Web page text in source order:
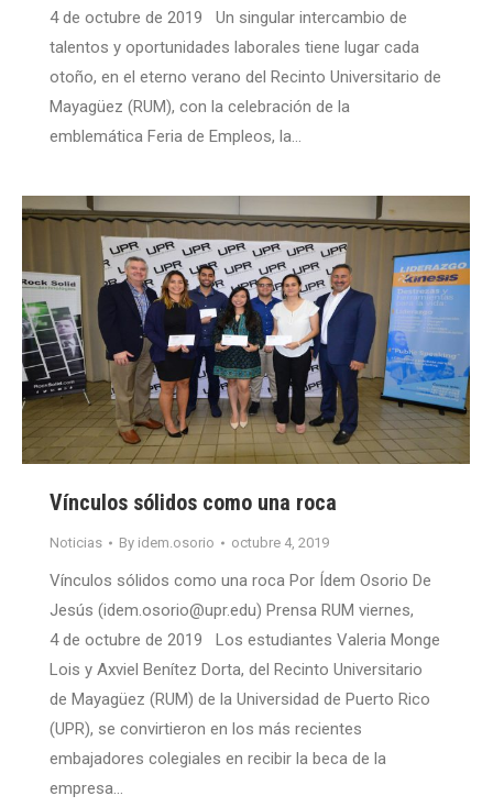
4 de octubre de 2019 Un singular intercambio de
talentos y oportunidades laborales tiene lugar cada
otoño, en el eterno verano del Recinto Universitario de
Mayagüez (RUM), con la celebración de la
emblemática Feria de Empleos, la…
Vínculos sólidos como una roca
Noticias By idem.osorio octubre 4, 2019
Vínculos sólidos como una roca Por Ídem Osorio De
Jesús (idem.osorio@upr.edu) Prensa RUM viernes,
4 de octubre de 2019 Los estudiantes Valeria Monge
Lois y Axviel Benítez Dorta, del Recinto Universitario
de Mayagüez (RUM) de la Universidad de Puerto Rico
(UPR), se convirtieron en los más recientes
embajadores colegiales en recibir la beca de la
empresa…